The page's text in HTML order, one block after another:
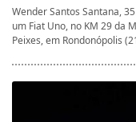
Wender Santos Santana,
um Fiat Uno, no KM 29 da
Peixes, em Rondonópolis